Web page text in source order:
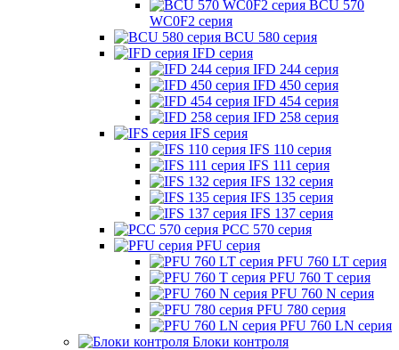
BCU 570
WC0F2 серия
BCU 580 серия
IFD серия
IFD 244 серия
IFD 450 серия
IFD 454 серия
IFD 258 серия
IFS серия
IFS 110 серия
IFS 111 серия
IFS 132 серия
IFS 135 серия
IFS 137 серия
PCC 570 серия
PFU серия
PFU 760 LT серия
PFU 760 T серия
PFU 760 N серия
PFU 780 серия
PFU 760 LN серия
Блоки контроля